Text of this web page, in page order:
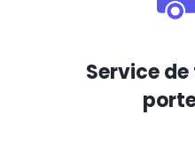
Service